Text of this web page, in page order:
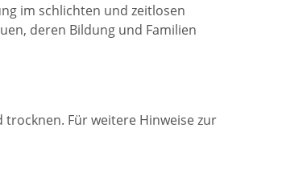
im schlichten und zeitlosen
deren Bildung und Familien
trocknen. Für weitere Hinweise zur